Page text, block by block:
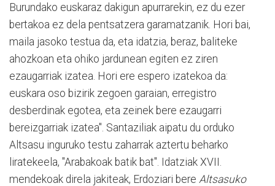
Burundako euskaraz dakigun apurrarekin, ez du ezer
bertakoa ez dela pentsatzera garamatzanik. Hori bai,
maila jasoko testua da, eta idatzia, beraz, baliteke
ahozkoan eta ohiko jardunean egiten ez ziren
ezaugarriak izatea. Hori ere espero izatekoa da:
euskara oso bizirik zegoen garaian, erregistro
desberdinak egotea, eta zeinek bere ezaugarri
bereizgarriak izatea". Santaziliak aipatu du orduko
Altsasu inguruko testu zaharrak aztertu beharko
liratekeela, "Arabakoak batik bat". Idatziak XVII.
mendekoak direla jakiteak, Erdoziari bere Altsasuko